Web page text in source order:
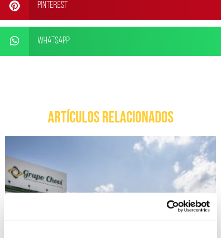
Pinterest
WhatsApp
ARTÍCULOS RELACIONADOS